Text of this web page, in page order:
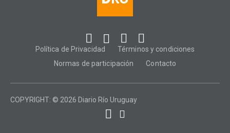
Política de Privacidad
Términos y condiciones
Normas de participación
Contacto
COPYRIGHT: © 2026 Diario Río Uruguay